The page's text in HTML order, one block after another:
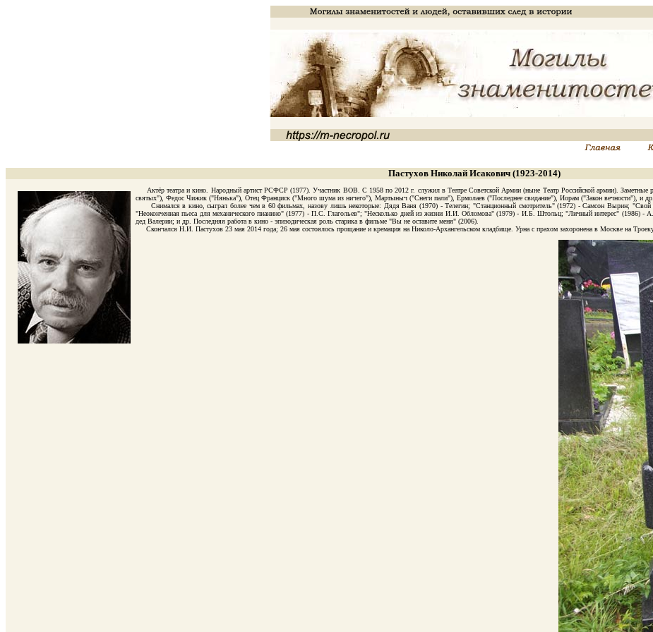
Пастухов Николай Исакович (1923-2014)
Актёр театра и кино. Народный артист РСФСР (1977). Участник ВОВ. С 1958 по 2012 г. служил в Театре Советской Армии (ныне Театр Российской армии).
святых"), Федос Чижик ("Нянька"), Отец Франциск ("Много шума из ничего"), Мартыныч ("Снеги пали"), Ермолаев ("Последнее свидание"), Иорам ("Закон вечности"), и др.
Снимался в кино, сыграл более чем в 60 фильмах, назову лишь некоторые: Дядя Ваня (1970) - Телегин; "Станционный смотритель" (1972) - Самсон Вырин; "Свой
"Неоконченная пьеса для механического пианино" (1977) - П.С. Глагольев"; "Несколько дней из жизни И.И. Обломова" (1979) - И.Б. Штольц; "Личный интерес" (1986)
дед Валерии; и др. Последняя работа в кино - эпизодическая роль старика в фильме "Вы не оставите меня" (2006).
Скончался Н.И. Пастухов 23 мая 2014 года; 26 мая состоялось прощание и кремация на Николо-Архангельском кладбище. Урна с прахом захоронена в Москве на